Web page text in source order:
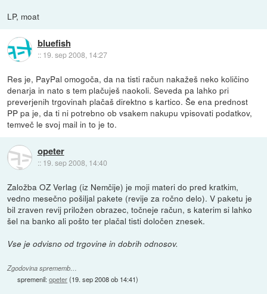
LP, moat
bluefish
:: 19. sep 2008, 14:27
Res je, PayPal omogoča, da na tisti račun nakažeš neko količino
denarja in nato s tem plačuješ naokoli. Seveda pa lahko pri
preverjenih trgovinah plačaš direktno s kartico. Še ena prednost
PP pa je, da ti ni potrebno ob vsakem nakupu vpisovati podatkov,
temveč le svoj mail in to je to.
opeter
:: 19. sep 2008, 14:40
Založba OZ Verlag (iz Nemčije) je moji materi do pred kratkim,
vedno mesečno pošiljal pakete (revije za ročno delo). V paketu je
bil zraven revij priložen obrazec, točneje račun, s katerim si lahko
šel na banko ali pošto ter plačal tisti določen znesek.
Vse je odvisno od trgovine in dobrih odnosov.
Zgodovina sprememb…
spremenil:opeter(19. sep 2008 ob 14:41)